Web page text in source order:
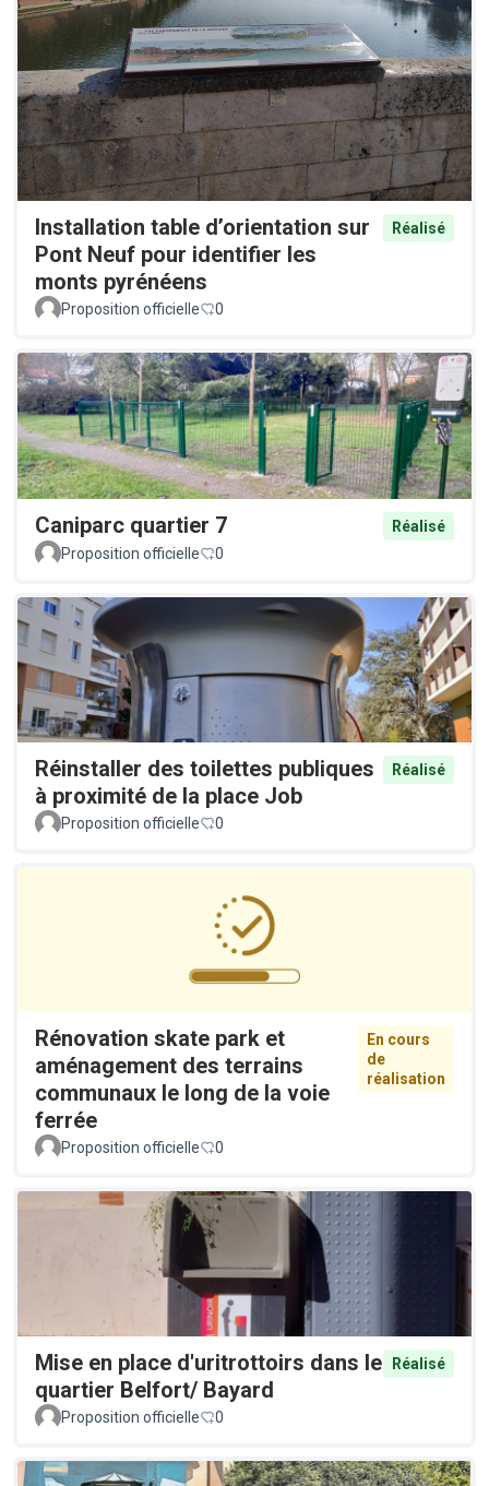
Installation table d’orientation sur
Pont Neuf pour identifier les
monts pyrénéens
Réalisé
Proposition officielle 0
Caniparc quartier 7
Réalisé
Proposition officielle
0
Réinstaller des toilettes publiques
à proximité de la place Job
Réalisé
Proposition officielle 0
Rénovation skate park et
aménagement des terrains
communaux le long de la voie
ferrée
En cours
de
réalisation
Proposition officielle 0
Mise en place d'uritrottoirs dans le
quartier Belfort/ Bayard
Réalisé
Proposition officielle 0